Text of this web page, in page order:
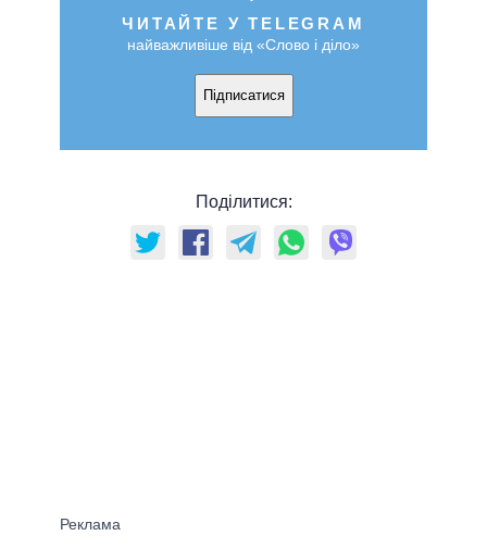
ЧИТАЙТЕ У TELEGRAM
найважливіше від «Слово і діло»
Підписатися
Поділитися: